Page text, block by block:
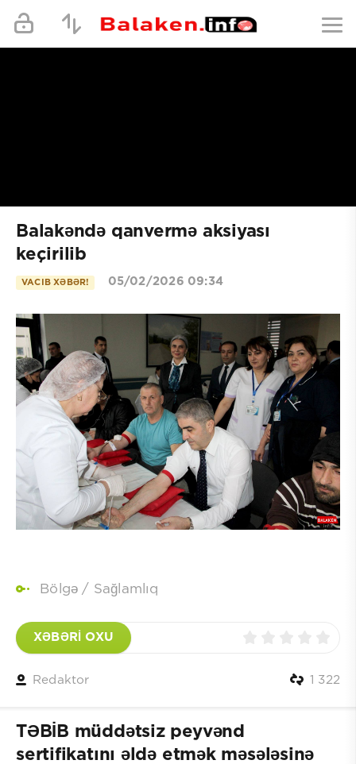
Balakəndə qanvermə aksiyası
keçirilib
VACIB XƏBƏR! 05/02/2026 09:34
Bölgə / Sağlamlıq
XƏBƏRİ OXU
Redaktor 1 322
TƏBİB müddətsiz peyvənd
sertifikatını əldə etmək məsələsinə